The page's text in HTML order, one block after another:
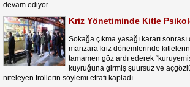
devam ediyor.
Kriz Yönetiminde Kitle
Sokağa çıkma yasağı kararı sonrası
manzara kriz dönemlerinde
tamamen göz ardı ederek
kuyruğuna girmiş şuursuz ve
niteleyen trollerin söylemi etrafı kapladı.